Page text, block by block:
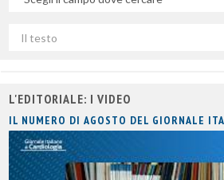
campo
per
L'EDITORIALE: I VIDEO
IL NUMERO DI AGOSTO DEL GIORNALE